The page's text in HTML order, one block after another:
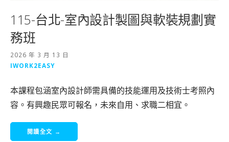
115-台北-室內設計製圖與軟裝規劃實
務班
2026 年 3 月 13 日
IWORK2EASY
本課程包涵室內設計師需具備的技能運用及技術士考照內
容。有興趣民眾可報名，未來自用、求職二相宜。
閱讀全文 →